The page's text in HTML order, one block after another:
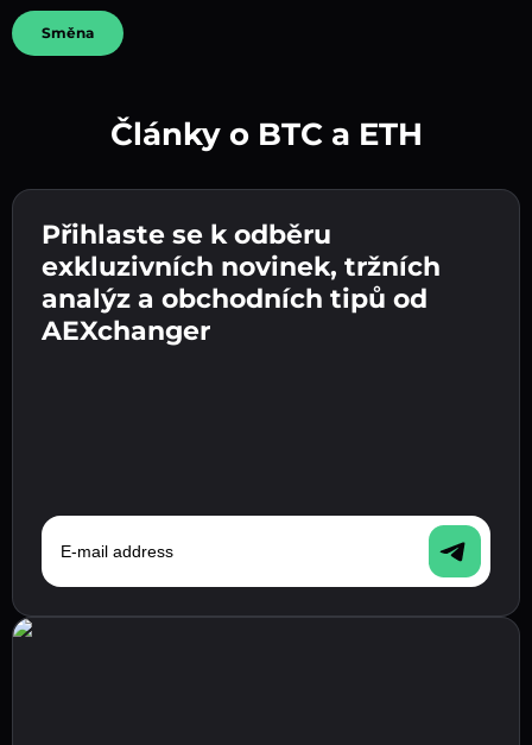
Zadejte adresu své kryptopeněženky 👉
pokračujte k dalšímu kroku.
Potvrďte svou totožnost 👉 pokračujte k
poslednímu kroku.
Odešlete vklad 👉 obdržíte kryptoměnu nebo
fiat měnu ve své peněžence.
Směna
Články o BTC a ETH
Přihlaste se k odběru
exkluzivních novinek, tržních
analýz a obchodních tipů od
AEXchanger
E-mail address